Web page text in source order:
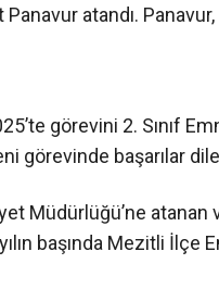
atandı.
görevini 2. Sınıf
görevinde başarılar
Müdürlüğü’ne
başında Mezitli